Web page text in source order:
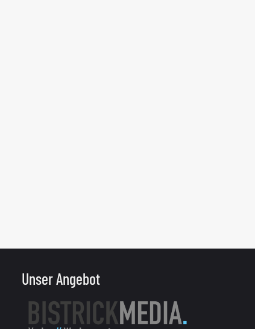
Unser Angebot